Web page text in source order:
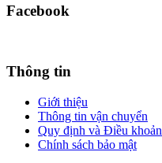
Facebook
Thông tin
Giới thiệu
Thông tin vận chuyển
Quy định và Điều khoản
Chính sách bảo mật